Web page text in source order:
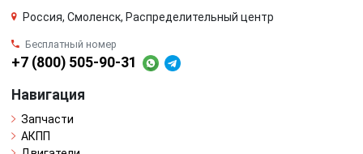
Россия, Смоленск, Распределительный центр
Бесплатный номер
+7 (800) 505-90-31
Навигация
Запчасти
АКПП